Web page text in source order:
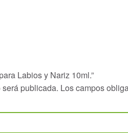
Labios y Nariz 10ml.”
publicada. Los campos